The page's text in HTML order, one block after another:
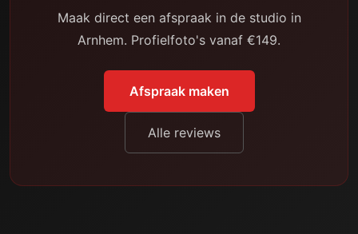
Maak direct een afspraak in de studio in
Arnhem. Profielfoto's vanaf €149.
Afspraak maken
Alle reviews